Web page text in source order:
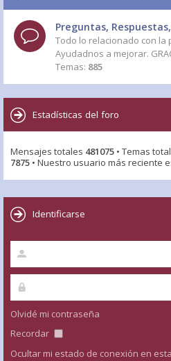
Preguntas,
Todo lo relacionado con la
Ayudadnos a mejorar.
Temas: 885
Estadísticas del foro
Mensajes totales 481075 • Temas
7875 • Nuestro usuario más reciente
Identificarse
Olvidé mi contraseña
Recordar
Ocultar mi estado de conexión en